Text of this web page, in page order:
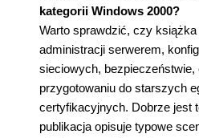
kategorii Windows 2000?
Warto sprawdzić, czy
administracji serwerem,
sieciowych,
przygotowaniu do starszych
certyfikacyjnych. Dobrze jest
publikacja opisuje typowe